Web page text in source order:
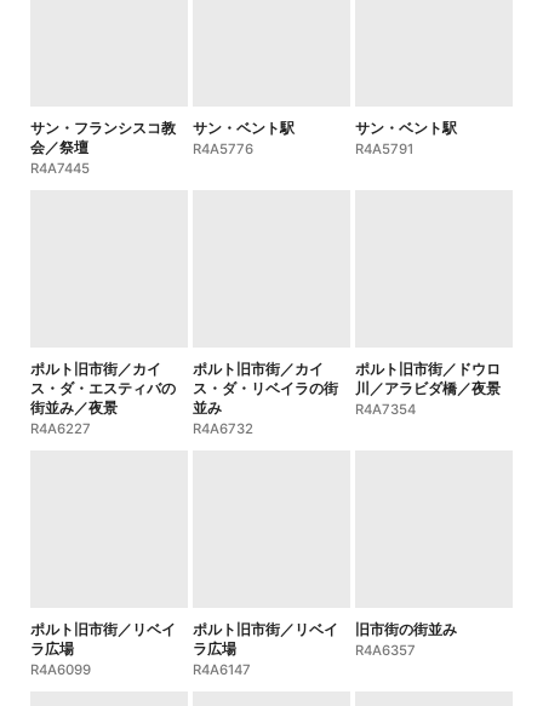
サン・フランシスコ教
会／祭壇
R4A7445
サン・ベント駅
R4A5776
サン・ベント駅
R4A5791
ポルト旧市街／カイ
ス・ダ・エスティバの
街並み／夜景
R4A6227
ポルト旧市街／カイ
ス・ダ・リベイラの街
並み
R4A6732
ポルト旧市街／ドウロ
川／アラビダ橋／夜景
R4A7354
ポルト旧市街／リベイ
ラ広場
R4A6099
ポルト旧市街／リベイ
ラ広場
R4A6147
旧市街の街並み
R4A6357